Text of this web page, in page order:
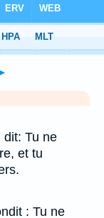
dit: Tu ne
et tu
: Tu ne